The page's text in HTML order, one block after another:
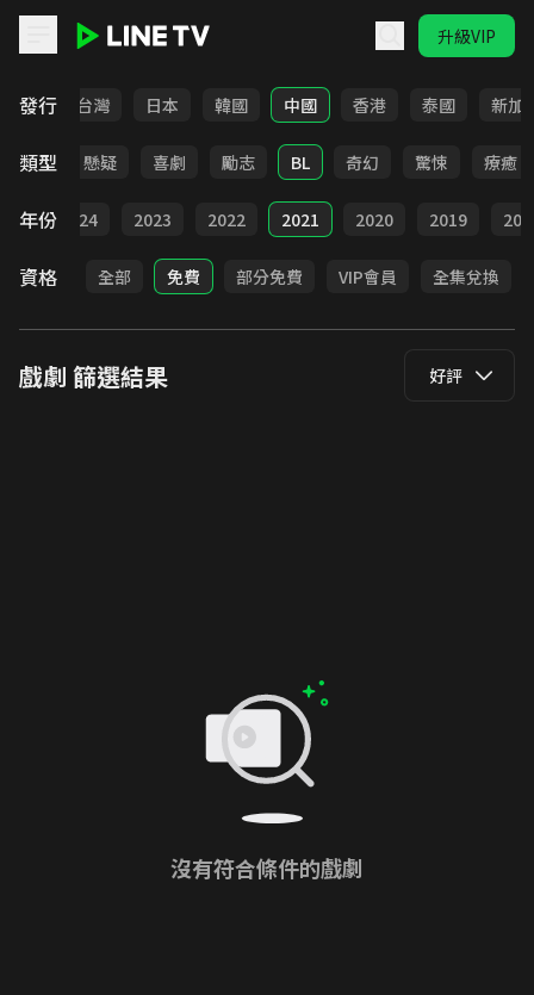
升級VIP
發行
全部 台灣 日本 韓國 中國 香港 泰國 新加
類型
甜寵 懸疑 喜劇 勵志 BL 奇幻 驚悚 療癒
年份 2024 2023 2022 2021 2020 2019
資格 全部 免費 部分免費 VIP會員 全集兌換
戲劇 篩選結果 好評
沒有符合條件的戲劇